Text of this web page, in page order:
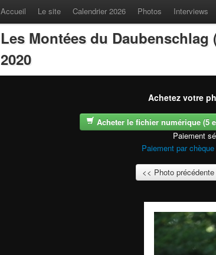
Accueil Le site Calendrier 2026 Photos Interviews
Les Montées du Daubenschlag
2020
Achetez votre
Acheter le fichier numérique (5
Paiement
Paiement par
<< Photo précédente